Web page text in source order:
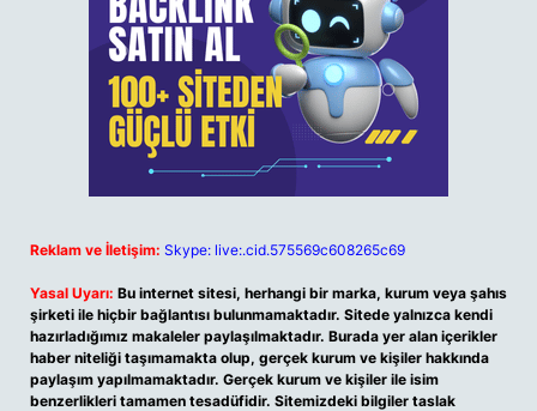
Reklam ve İletişim: Skype: live:.cid.575569c608265c69
Yasal Uyarı: Bu internet sitesi, herhangi bir marka, kurum veya şahıs
şirketi ile hiçbir bağlantısı bulunmamaktadır. Sitede yalnızca kendi
hazırladığımız makaleler paylaşılmaktadır. Burada yer alan içerikler
haber niteliği taşımamakta olup, gerçek kurum ve kişiler hakkında
paylaşım yapılmamaktadır. Gerçek kurum ve kişiler ile isim
benzerlikleri tamamen tesadüfidir. Sitemizdeki bilgiler taslak